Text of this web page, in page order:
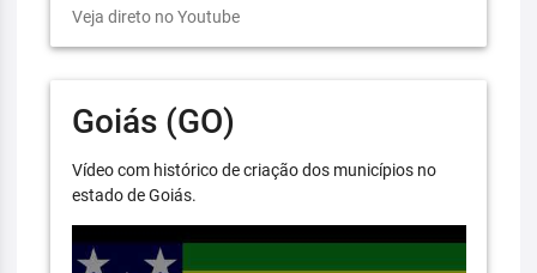
Veja direto no Youtube
Goiás (GO)
Vídeo com histórico de criação dos municípios no
estado de Goiás.